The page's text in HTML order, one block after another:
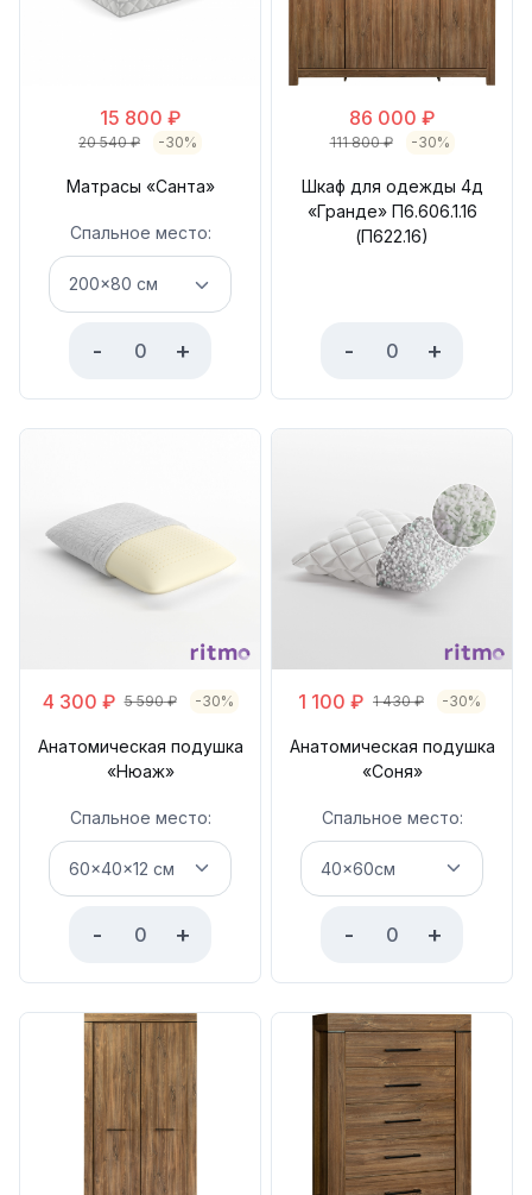
15 800 ₽
20 540₽ -30%
Матрасы «Санта»
Спальное место:
- +
86 000 ₽
111 800₽ -30%
Шкаф для одежды 4д
«Гранде» П6.606.1.16
(П622.16)
- +
4 300 ₽ 5 590₽ -30%
Анатомическая подушка
«Нюаж»
Спальное место:
- +
1 100 ₽ 1 430₽ -30%
Анатомическая подушка
«Соня»
Спальное место:
- +